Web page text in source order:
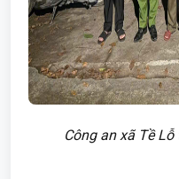
Công an xã Tề